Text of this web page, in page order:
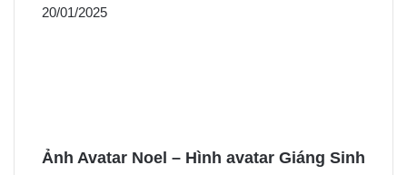
20/01/2025
Ảnh Avatar Noel – Hình avatar Giáng Sinh